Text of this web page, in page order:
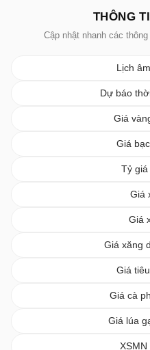
THÔNG
Cập nhật nhanh các
Lịch
Dự báo
Giá
Giá
Tỷ
Giá
Giá
Giá xăng
Giá
Giá cà
Giá lúa
XSMN